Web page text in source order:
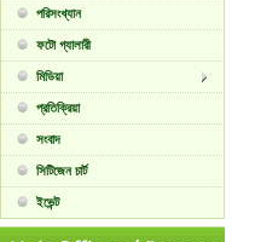
পরিসংখ্যান
ফটো গ্যালারী
মিডিয়া
প্রতিক্রিয়া
সংবাদ
সিটিজেন চার্ট
ইভেন্ট